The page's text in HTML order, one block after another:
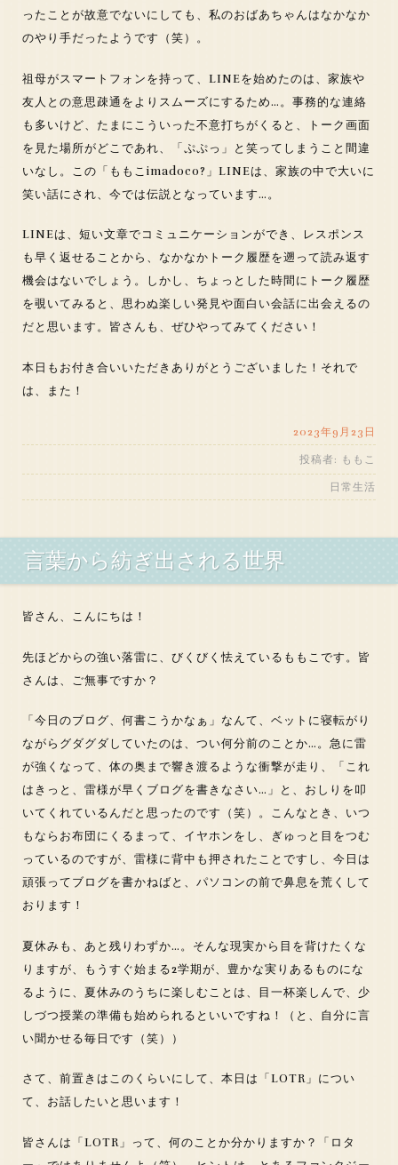
ったことが故意でないにしても、私のおばあちゃんはなかなか
のやり手だったようです（笑）。
祖母がスマートフォンを持って、LINEを始めたのは、家族や
友人との意思疎通をよりスムーズにするため…。事務的な連絡
も多いけど、たまにこういった不意打ちがくると、トーク画面
を見た場所がどこであれ、「ぷぷっ」と笑ってしまうこと間違
いなし。この「ももこimadoco?」LINEは、家族の中で大いに
笑い話にされ、今では伝説となっています…。
LINEは、短い文章でコミュニケーションができ、レスポンス
も早く返せることから、なかなかトーク履歴を遡って読み返す
機会はないでしょう。しかし、ちょっとした時間にトーク履歴
を覗いてみると、思わぬ楽しい発見や面白い会話に出会えるの
だと思います。皆さんも、ぜひやってみてください！
本日もお付き合いいただきありがとうございました！それで
は、また！
2023年9月23日
投稿者: ももこ
日常生活
言葉から紡ぎ出される世界
皆さん、こんにちは！
先ほどからの強い落雷に、びくびく怯えているももこです。皆
さんは、ご無事ですか？
「今日のブログ、何書こうかなぁ」なんて、ベットに寝転がり
ながらグダグダしていたのは、つい何分前のことか…。急に雷
が強くなって、体の奥まで響き渡るような衝撃が走り、「これ
はきっと、雷様が早くブログを書きなさい…」と、おしりを叩
いてくれているんだと思ったのです（笑）。こんなとき、いつ
もならお布団にくるまって、イヤホンをし、ぎゅっと目をつむ
っているのですが、雷様に背中も押されたことですし、今日は
頑張ってブログを書かねばと、パソコンの前で鼻息を荒くして
おります！
夏休みも、あと残りわずか…。そんな現実から目を背けたくな
りますが、もうすぐ始まる2学期が、豊かな実りあるものにな
るように、夏休みのうちに楽しむことは、目一杯楽しんで、少
しづつ授業の準備も始められるといいですね！（と、自分に言
い聞かせる毎日です（笑））
さて、前置きはこのくらいにして、本日は「LOTR」につい
て、お話したいと思います！
皆さんは「LOTR」って、何のことか分かりますか？「ロタ